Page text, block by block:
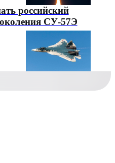
российский
СУ-57Э